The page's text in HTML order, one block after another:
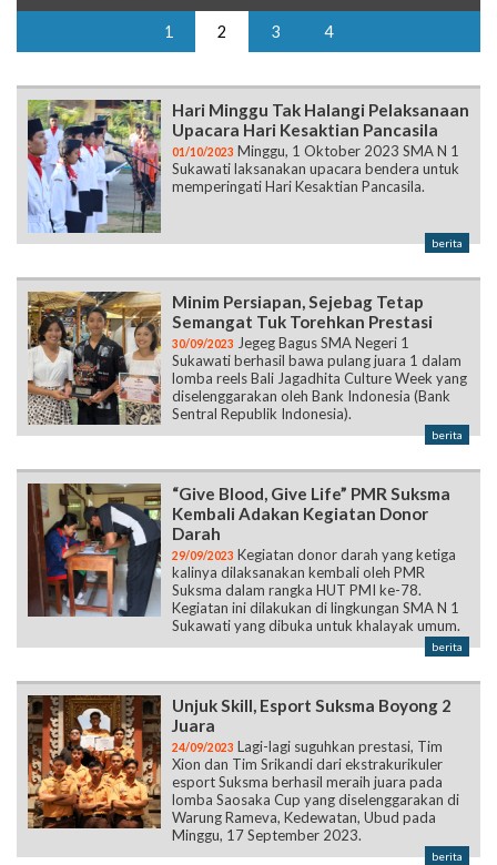
1 2 3 4
Hari Minggu Tak Halangi Pelaksanaan
Upacara Hari Kesaktian Pancasila
01/10/2023 Minggu, 1 Oktober 2023 SMA N 1
Sukawati laksanakan upacara bendera untuk
memperingati Hari Kesaktian Pancasila.
berita
Minim Persiapan, Sejebag Tetap
Semangat Tuk Torehkan Prestasi
30/09/2023 Jegeg Bagus SMA Negeri 1
Sukawati berhasil bawa pulang juara 1 dalam
lomba reels Bali Jagadhita Culture Week yang
diselenggarakan oleh Bank Indonesia (Bank
Sentral Republik Indonesia).
berita
“Give Blood, Give Life” PMR Suksma
Kembali Adakan Kegiatan Donor
Darah
29/09/2023 Kegiatan donor darah yang ketiga
kalinya dilaksanakan kembali oleh PMR
Suksma dalam rangka HUT PMI ke-78.
Kegiatan ini dilakukan di lingkungan SMA N 1
Sukawati yang dibuka untuk khalayak umum.
berita
Unjuk Skill, Esport Suksma Boyong 2
Juara
24/09/2023 Lagi-lagi suguhkan prestasi, Tim
Xion dan Tim Srikandi dari ekstrakurikuler
esport Suksma berhasil meraih juara pada
lomba Saosaka Cup yang diselenggarakan di
Warung Rameva, Kedewatan, Ubud pada
Minggu, 17 September 2023.
berita